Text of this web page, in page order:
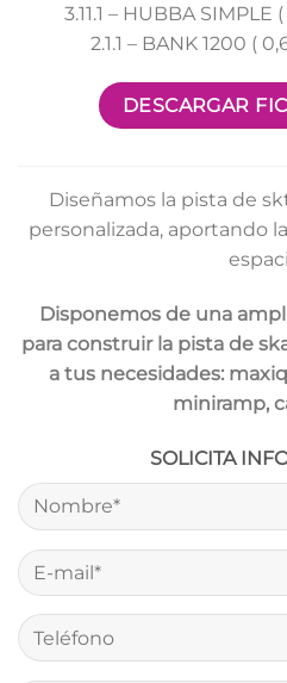
3.11.1 – HUBBA
2.1.1 – BANK 1200 (
DESCARGAR
Diseñamos la pista de
personalizada, aportando
Disponemos de una
para construir la pista de
a tus necesidades:
miniramp,
SOLICITA